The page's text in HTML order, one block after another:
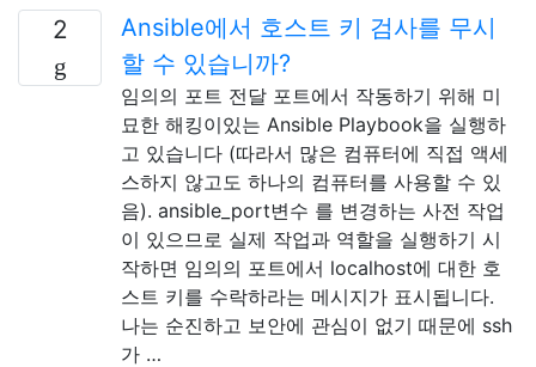
2
Ansible에서 호스트 키 검사를 무시
할 수 있습니까?
임의의 포트 전달 포트에서 작동하기 위해 미
묘한 해킹이있는 Ansible Playbook을 실행하
고 있습니다 (따라서 많은 컴퓨터에 직접 액세
스하지 않고도 하나의 컴퓨터를 사용할 수 있
음). ansible_port변수 를 변경하는 사전 작업
이 있으므로 실제 작업과 역할을 실행하기 시
작하면 임의의 포트에서 localhost에 대한 호
스트 키를 수락하라는 메시지가 표시됩니다.
나는 순진하고 보안에 관심이 없기 때문에 ssh
가 …